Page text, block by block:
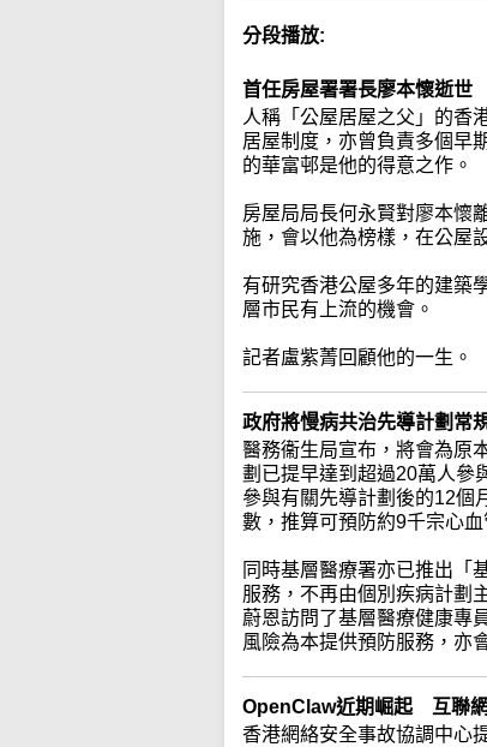
分段播放:
首任房屋署署長廖本懷逝
人稱「公屋居屋之父」的香
居屋制度，亦曾負責多個早
的華富邨是他的得意之作。
房屋局局長何永賢對廖本懷
施，會以他為榜樣，在公屋
有研究香港公屋多年的建築
層市民有上流的機會。
記者盧紫菁回顧他的一生。
政府將慢病共治先導計劃
醫務衞生局宣布，將會為原
劃已提早達到超過20萬人參
參與有關先導計劃後的12個
數，推算可預防約9千宗心
同時基層醫療署亦已推出「
服務，不再由個別疾病計劃
蔚恩訪問了基層醫療健康專
風險為本提供預防服務，亦
OpenClaw近期崛起 互聯
香港網絡安全事故協調中心